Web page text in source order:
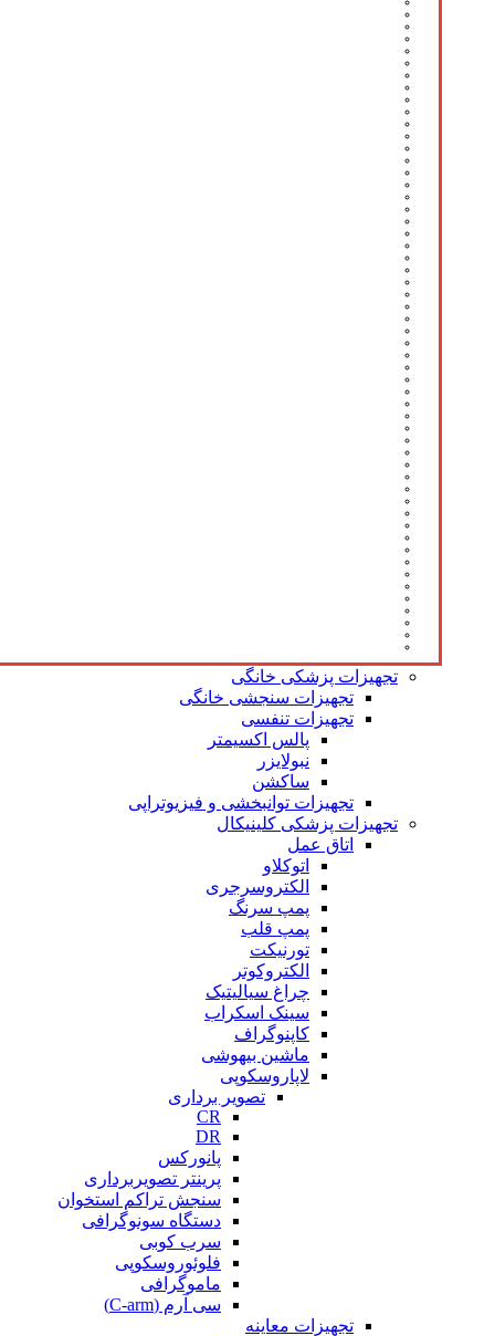
تجهیزات پزشکی خانگی
تجهیزات سنجشی خانگی
تجهیزات تنفسی
پالس اکسیمتر
نبولایزر
ساکشن
تجهیزات توانبخشی و فیزیوتراپی
تجهیزات پزشکی کلینیکال
اتاق عمل
اتوکلاو
الکتروسرجری
پمپ سرنگ
پمپ قلب
تورنیکت
الکتروکوتر
چراغ سیالیتیک
سینک اسکراب
کاپنوگراف
ماشین بیهوشی
لاپاروسکوپی
تصویر برداری
CR
DR
پانورکس
پرینتر تصویربرداری
سنجش تراکم استخوان
دستگاه سونوگرافی
سرب کوبی
فلوئوروسکوپی
ماموگرافی
سی آرم (C-arm)
تجهیزات معاینه